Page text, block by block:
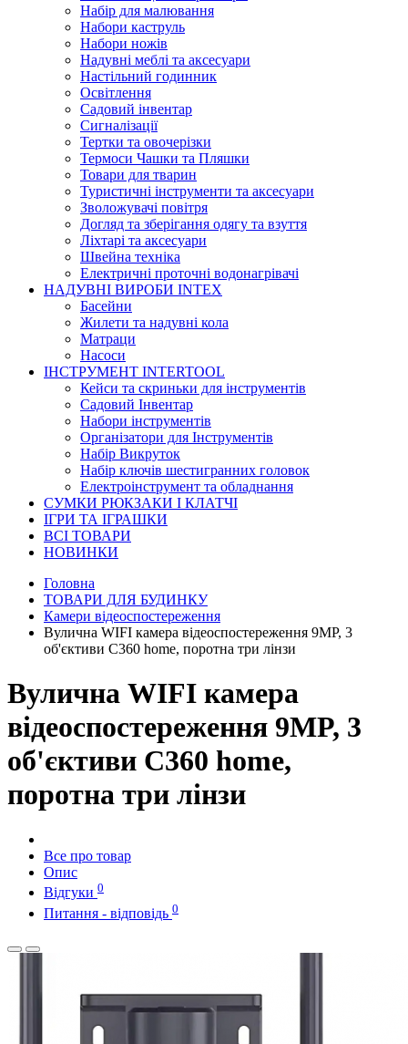
Набір для малювання
Набори каструль
Набори ножів
Надувні меблі та аксесуари
Настільний годинник
Освітлення
Садовий інвентар
Сигналізації
Тертки та овочерізки
Термоси Чашки та Пляшки
Товари для тварин
Туристичні інструменти та аксесуари
Зволожувачі повітря
Догляд та зберігання одягу та взуття
Ліхтарі та аксесуари
Швейна техніка
Електричні проточні водонагрівачі
НАДУВНІ ВИРОБИ INTEX
Басейни
Жилети та надувні кола
Матраци
Насоси
ІНСТРУМЕНТ INTERTOOL
Кейси та скриньки для інструментів
Садовий Інвентар
Набори інструментів
Організатори для Інструментів
Набір Викруток
Набір ключів шестигранних головок
Електроінструмент та обладнання
СУМКИ РЮКЗАКИ І КЛАТЧІ
ІГРИ ТА ІГРАШКИ
ВСІ ТОВАРИ
НОВИНКИ
Головна
ТОВАРИ ДЛЯ БУДИНКУ
Камери відеоспостереження
Вулична WIFI камера відеоспостереження 9MP, 3
об'єктиви C360 home, поротна три лінзи
Вулична WIFI камера
відеоспостереження 9MP, 3
об'єктиви C360 home,
поротна три лінзи
Все про товар
Опис
Відгуки 0
Питання - відповідь 0